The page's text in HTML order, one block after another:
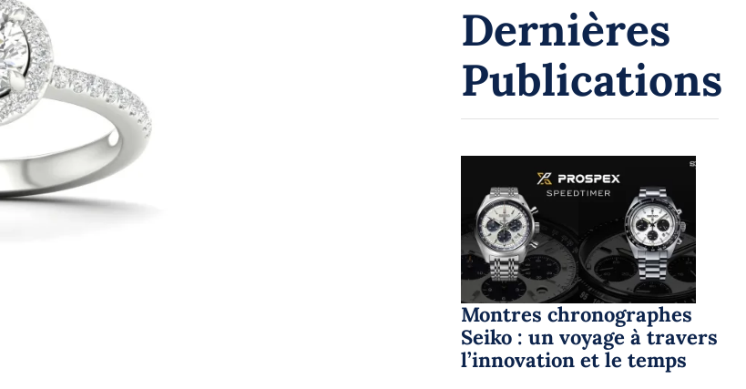
Dernières
Publications
Montres chronographes
Seiko : un voyage à
travers l’innovation et
le temps
Seiko Seiko
Montres chronographes
Seiko : un voyage à travers
l’innovation et le temps